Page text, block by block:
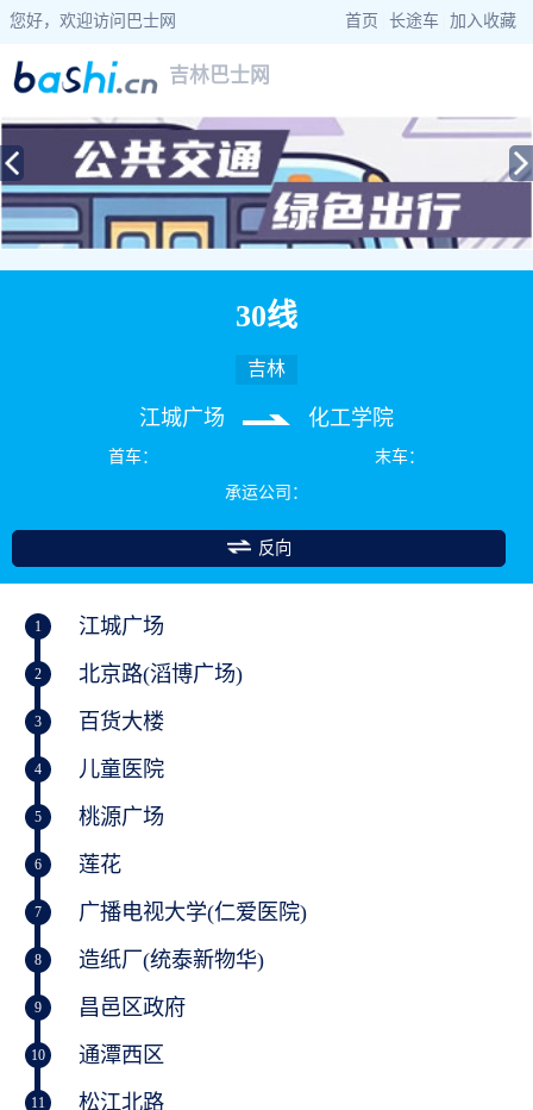
您好，欢迎访问巴士网 首页 长途车 加入收藏
吉林巴士网
当前位置： 巴士网> 吉林巴士 >吉林公交> 30线公交车路线查询
30线
吉林
江城广场 化工学院
首车：
末车：
承运公司：
反向
1 江城广场
2 北京路(滔博广场)
3 百货大楼
4 儿童医院
5 桃源广场
6 莲花
7 广播电视大学(仁爱医院)
8 造纸厂(统泰新物华)
9 昌邑区政府
10 通潭西区
11 松江北路